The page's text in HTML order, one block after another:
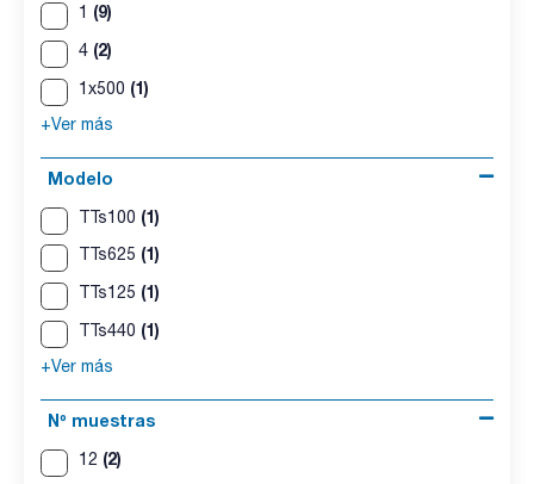
1 (9)
4 (2)
1x500 (1)
+Ver más
Modelo
TTs100 (1)
TTs625 (1)
TTs125 (1)
TTs440 (1)
+Ver más
Nº muestras
12 (2)